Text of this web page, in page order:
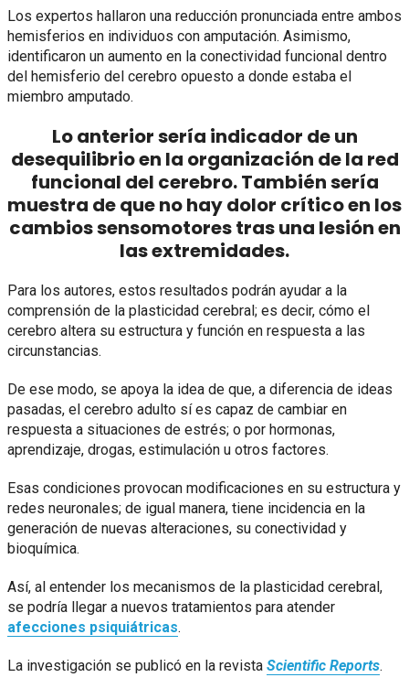
Los expertos hallaron una reducción pronunciada entre ambos
hemisferios en individuos con amputación. Asimismo,
identificaron un aumento en la conectividad funcional dentro
del hemisferio del cerebro opuesto a donde estaba el
miembro amputado.
Lo anterior sería indicador de un
desequilibrio en la organización de la red
funcional del cerebro. También sería
muestra de que no hay dolor crítico en los
cambios sensomotores tras una lesión en
las extremidades.
Para los autores, estos resultados podrán ayudar a la
comprensión de la plasticidad cerebral; es decir, cómo el
cerebro altera su estructura y función en respuesta a las
circunstancias.
De ese modo, se apoya la idea de que, a diferencia de ideas
pasadas, el cerebro adulto sí es capaz de cambiar en
respuesta a situaciones de estrés; o por hormonas,
aprendizaje, drogas, estimulación u otros factores.
Esas condiciones provocan modificaciones en su estructura y
redes neuronales; de igual manera, tiene incidencia en la
generación de nuevas alteraciones, su conectividad y
bioquímica.
Así, al entender los mecanismos de la plasticidad cerebral,
se podría llegar a nuevos tratamientos para atender
afecciones psiquiátricas.
La investigación se publicó en la revista Scientific Reports.